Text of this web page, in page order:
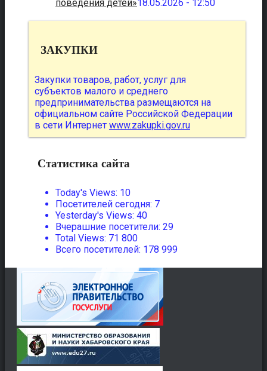
поведения детей»18.05.2026 - 12:50
ЗАКУПКИ
Закупки товаров, работ, услуг для
субъектов малого и среднего
предпринимательства размещаются на
официальном сайте Российской Федерации
в сети Интернет www.zakupki.gov.ru
Статистика сайта
Today's Views: 10
Посетителей сегодня: 7
Yesterday's Views: 40
Вчерашние посетители: 29
Total Views: 71 800
Всего посетителей: 178 999